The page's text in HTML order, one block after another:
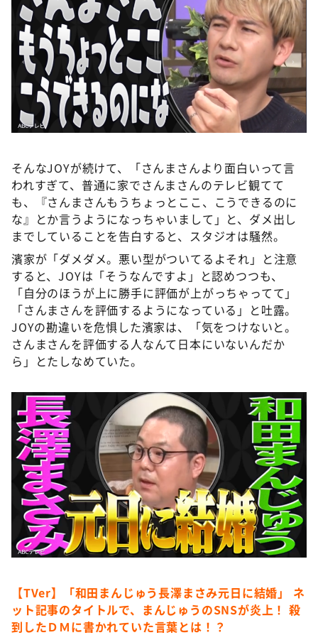
そんなJOYが続けて、「さんまさんより面白いって言
われすぎて、普通に家でさんまさんのテレビ観てて
も、『さんまさんもうちょっとここ、こうできるのに
な』とか言うようになっちゃいまして」と、ダメ出し
までしていることを告白すると、スタジオは騒然。
濱家が「ダメダメ。悪い型がついてるよそれ」と注意
すると、JOYは「そうなんですよ」と認めつつも、
「自分のほうが上に勝手に評価が上がっちゃってて」
「さんまさんを評価するようになっている」と吐露。
JOYの勘違いを危惧した濱家は、「気をつけないと。
さんまさんを評価する人なんて日本にいないんだか
ら」とたしなめていた。
【TVer】「和田まんじゅう長澤まさみ元日に結婚」 ネ
ット記事のタイトルで、まんじゅうのSNSが炎上！ 殺
到したＤＭに書かれていた言葉とは！？